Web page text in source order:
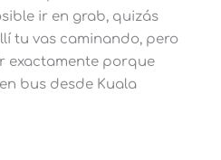
ir en grab, quizás
tu vas caminando, pero
exactamente porque
bus desde Kuala